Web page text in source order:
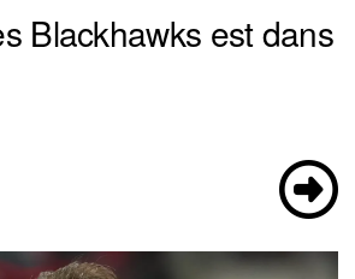
Blackhawks est dans